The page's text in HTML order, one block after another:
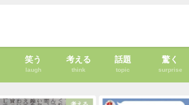
笑う
laugh
考える
think
話題
topic
驚く
surprise